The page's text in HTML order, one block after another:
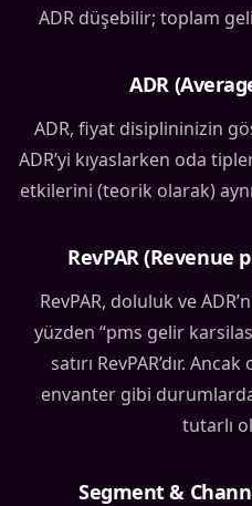
ADR düşebilir; toplam
ADR
ADR, fiyat disiplininizin
ADR’yi kıyaslarken oda
etkilerini (teorik olarak)
RevPAR (Revenue
RevPAR, doluluk ve
yüzden “pms gelir
satırı RevPAR’dır.
envanter gibi
tutarlı
Segment &